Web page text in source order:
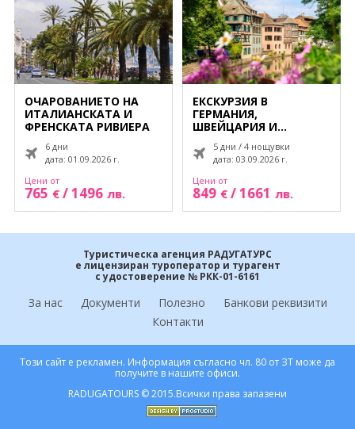
ОЧАРОВАНИЕТО НА
ИТАЛИАНСКАТА И
ФРЕНСКАТА РИВИЕРА
6 дни
дата: 01.09.2026 г.
Цени от
765 €/1496 лв.
ЕКСКУРЗИЯ В
ГЕРМАНИЯ,
ШВЕЙЦАРИЯ И
ФРАНЦИЯ -
БОГАТСТВАТА НА
ЕЛЗАС И РЕЙН -
РЕНЕСАНС, ГОТИКА И
ПРИРОДА
5 дни / 4 нощувки
дата: 03.09.2026 г.
Цени от
849 € /1661 лв.
Туристическа агенция РАДУГАТУРС
е лицензиран туроператор и турагент
с удостоверение № РКК-01-6161
За нас Документи Полезно
Банкови реквизити
Контакти
Този сайт е рекламен. Информация съгласно чл. 80 от ЗТ може да
получите в нашите офиси.
RADUGATOURS © 2015.Всички права запазени